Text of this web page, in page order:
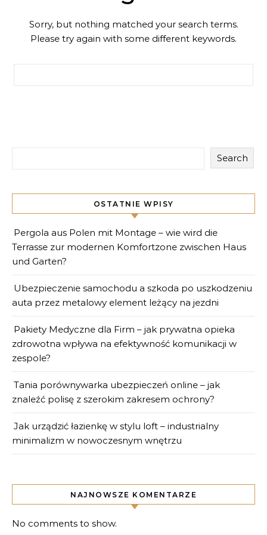
Sorry, but nothing matched your search terms.
Please try again with some different keywords.
Search
OSTATNIE WPISY
Pergola aus Polen mit Montage – wie wird die
Terrasse zur modernen Komfortzone zwischen Haus
und Garten?
Ubezpieczenie samochodu a szkoda po uszkodzeniu
auta przez metalowy element leżący na jezdni
Pakiety Medyczne dla Firm – jak prywatna opieka
zdrowotna wpływa na efektywność komunikacji w
zespole?
Tania porównywarka ubezpieczeń online – jak
znaleźć polisę z szerokim zakresem ochrony?
Jak urządzić łazienkę w stylu loft – industrialny
minimalizm w nowoczesnym wnętrzu
NAJNOWSZE KOMENTARZE
No comments to show.